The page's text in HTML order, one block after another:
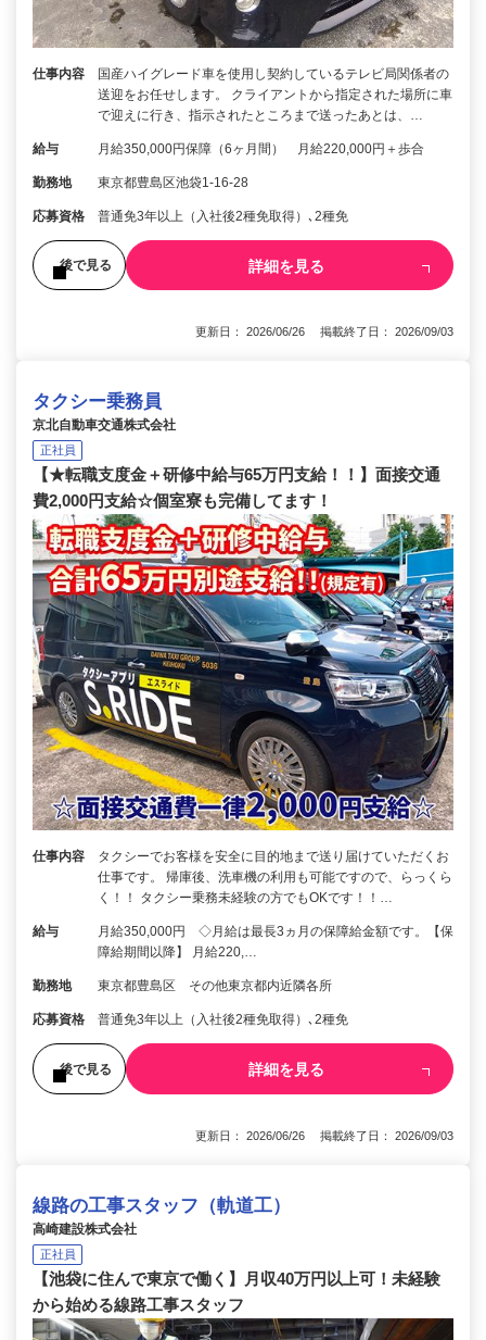
仕事内容
国産ハイグレード車を使用し契約しているテレビ局関係者の
送迎をお任せします。 クライアントから指定された場所に車
で迎えに行き、指示されたところまで送ったあとは、…
給与 月給350,000円保障（6ヶ月間） 月給220,000円＋歩合
勤務地 東京都豊島区池袋1-16-28
応募資格 普通免3年以上（入社後2種免取得）､2種免
後で見る 詳細を見る
更新日： 2026/06/26 掲載終了日： 2026/09/03
タクシー乗務員
京北自動車交通株式会社
正社員
【★転職支度金＋研修中給与65万円支給！！】面接交通
費2,000円支給☆個室寮も完備してます！
仕事内容
タクシーでお客様を安全に目的地まで送り届けていただくお
仕事です。 帰庫後、洗車機の利用も可能ですので、らっくら
く！！ タクシー乗務未経験の方でもOKです！！…
給与
月給350,000円 ◇月給は最長3ヵ月の保障給金額です。【保
障給期間以降】 月給220,…
勤務地 東京都豊島区 その他東京都内近隣各所
応募資格 普通免3年以上（入社後2種免取得）､2種免
後で見る 詳細を見る
更新日： 2026/06/26 掲載終了日： 2026/09/03
線路の工事スタッフ（軌道工）
高崎建設株式会社
正社員
【池袋に住んで東京で働く】月収40万円以上可！未経験
から始める線路工事スタッフ